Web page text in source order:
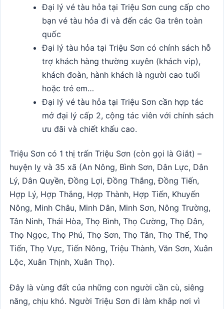
Đại lý vé tàu hỏa tại Triệu Sơn cung cấp cho
bạn vé tàu hỏa đi và đến các Ga trên toàn
quốc
Đại lý tàu hỏa tại Triệu Sơn có chính sách hỗ
trợ khách hàng thường xuyên (khách vip),
khách đoàn, hành khách là người cao tuổi
hoặc trẻ em…
Đại lý vé tàu hỏa tại Triệu Sơn cần hợp tác
mở đại lý cấp 2, cộng tác viên với chính sách
ưu đãi và chiết khấu cao.
Triệu Sơn có 1 thị trấn Triệu Sơn (còn gọi là Giắt) –
huyện lỵ và 35 xã (An Nông, Bình Sơn, Dân Lực, Dân
Lý, Dân Quyền, Đồng Lợi, Đồng Thắng, Đồng Tiến,
Hợp Lý, Hợp Thắng, Hợp Thành, Hợp Tiến, Khuyến
Nông, Minh Châu, Minh Dân, Minh Sơn, Nông Trường,
Tân Ninh, Thái Hòa, Thọ Bình, Thọ Cường, Thọ Dân,
Thọ Ngọc, Thọ Phú, Thọ Sơn, Thọ Tân, Thọ Thế, Thọ
Tiến, Thọ Vực, Tiến Nông, Triệu Thành, Văn Sơn, Xuân
Lộc, Xuân Thịnh, Xuân Thọ).
Đây là vùng đất của những con người cần cù, siêng
năng, chịu khó. Người Triệu Sơn đi làm khắp nơi vì